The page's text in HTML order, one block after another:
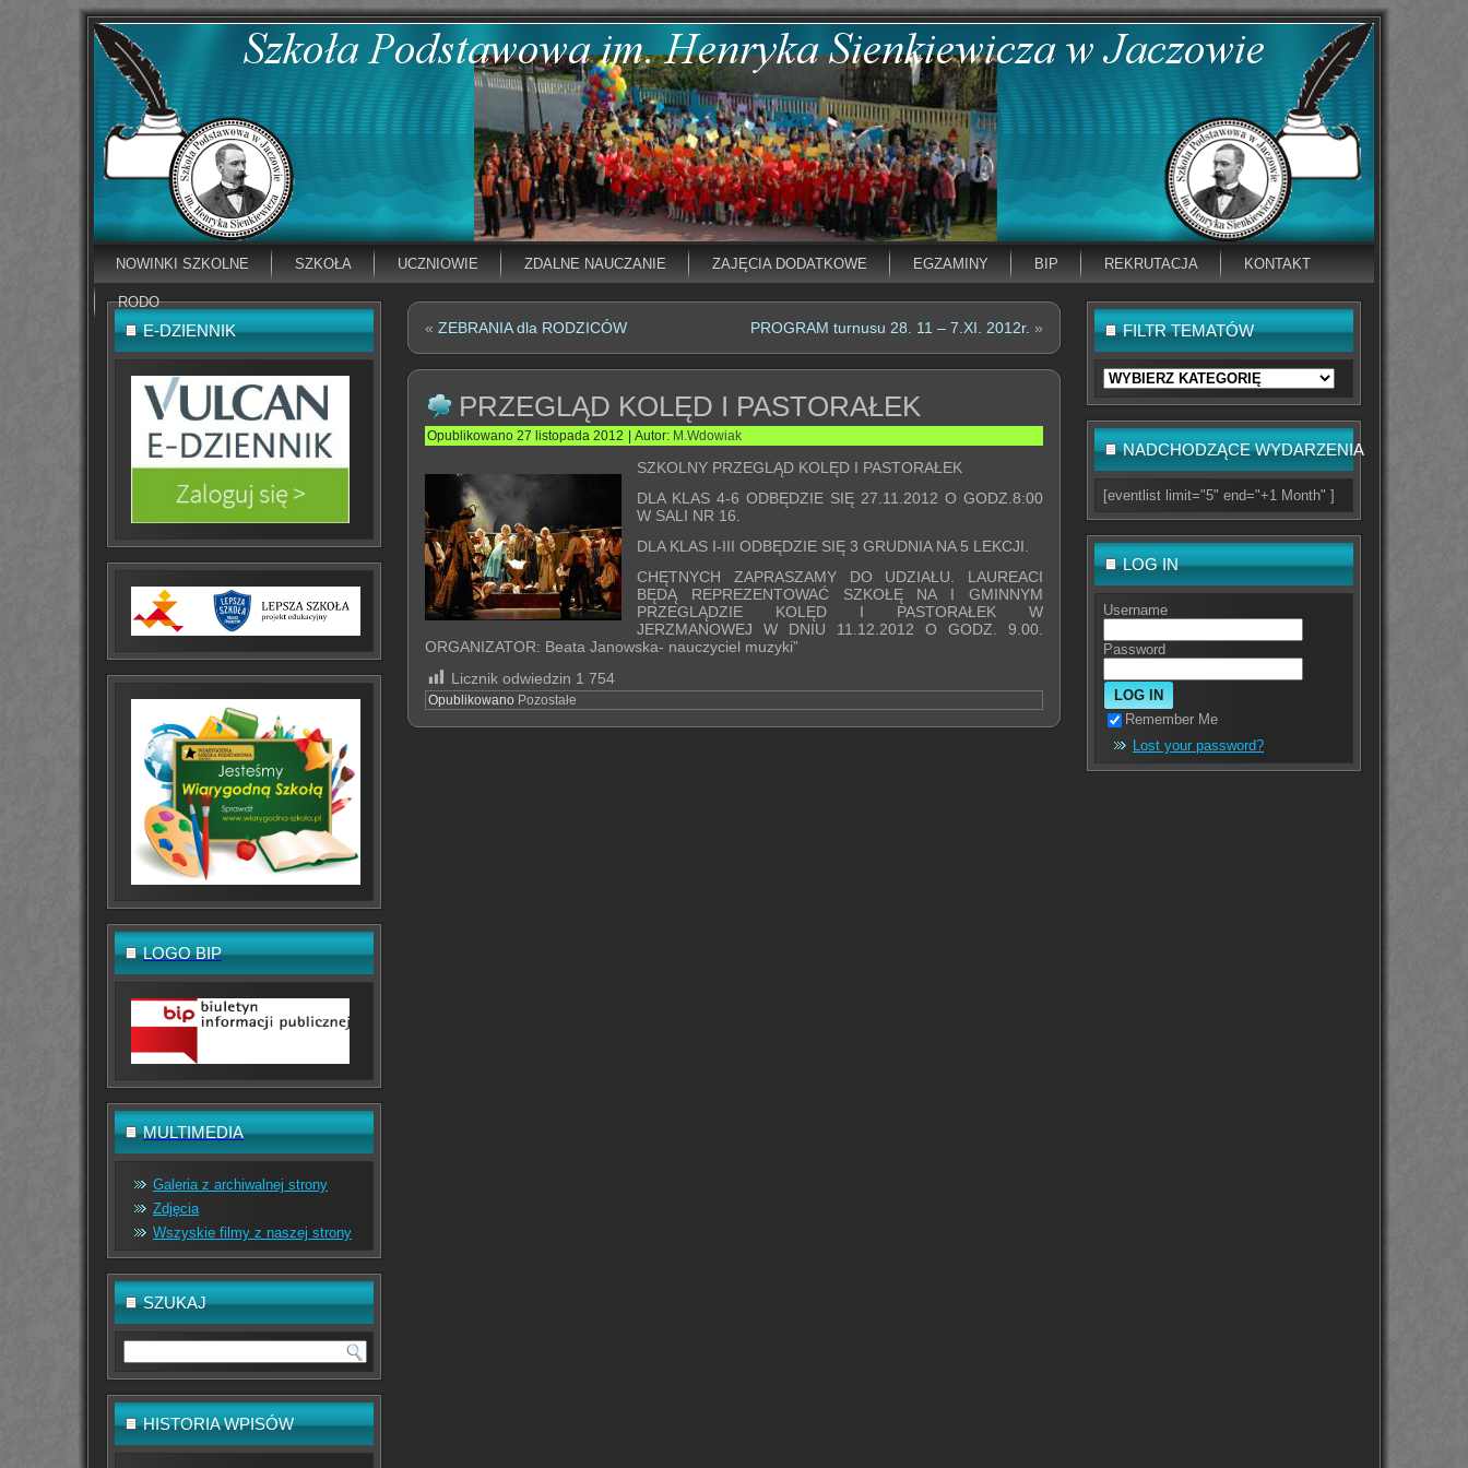
NOWINKI SZKOLNE SZKOŁA UCZNIOWIE ZDALNE NAUCZANIE ZAJĘCIA DODATKOWE EGZAMINY BIP REKRUTACJA KONTAKT
RODO
E-DZIENNIK
LOGO BIP
MULTIMEDIA
Galeria z archiwalnej strony
Zdjęcia
Wszyskie filmy z naszej strony
SZUKAJ
HISTORIA WPISÓW
« ZEBRANIA dla RODZICÓW PROGRAM turnusu 28. 11 – 7.XI. 2012r. »
PRZEGLĄD KOLĘD I PASTORAŁEK
Opublikowano 27 listopada 2012 Autor: M.Wdowiak
SZKOLNY PRZEGLĄD KOLĘD I PASTORAŁEK
DLA KLAS 4-6 ODBĘDZIE SIĘ 27.11.2012 O GODZ.8:00
W SALI NR 16.
DLA KLAS I-III ODBĘDZIE SIĘ 3 GRUDNIA NA 5 LEKCJI.
CHĘTNYCH ZAPRASZAMY DO UDZIAŁU. LAUREACI
BĘDĄ REPREZENTOWAĆ SZKOŁĘ NA I GMINNYM
PRZEGLĄDZIE KOLĘD I PASTORAŁEK W
JERZMANOWEJ W DNIU 11.12.2012 O GODZ. 9.00.
ORGANIZATOR: Beata Janowska- nauczyciel muzyki”
Licznik odwiedzin 1 754
Opublikowano Pozostałe
FILTR TEMATÓW
Filtr
tematów
NADCHODZĄCE WYDARZENIA
[eventlist limit="5" end="+1 Month" ]
LOG IN
Username
Password
Remember Me
Lost your password?